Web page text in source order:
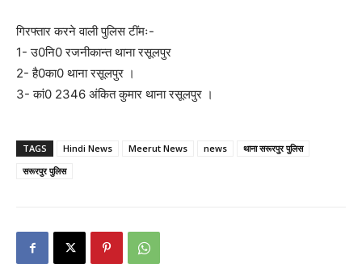
गिरफ्तार करने वाली पुलिस टींमः-
1- उ0नि0 रजनीकान्त थाना रसूलपुर
2- है0का0 थाना रसूलपुर ।
3- कां0 2346 अंकित कुमार थाना रसूलपुर ।
TAGS Hindi News Meerut News news
थाना सरूरपुर पुलिस
सरूरपुर पुलिस